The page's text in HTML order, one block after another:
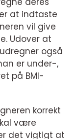
at indtaste
vil give
Udover at
også
er under-,
på BMI-
korrekt
være
det vigtigt at